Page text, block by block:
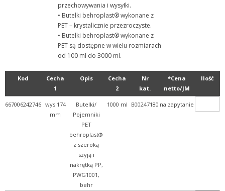
przechowywania i wysyłki.
• Butelki behroplast® wykonane z
PET – krystalicznie przezroczyste.
• Butelki behroplast® wykonane z
PET są dostępne w wielu rozmiarach
od 100 ml do 3000 ml.
Kod
Cecha
1
Opis
Cecha
2
Nr
kat.
*Cena
netto/JM
Ilość
667006242746 wys.174
mm
Butelki/
Pojemniki
PET
behroplast®
z szeroką
szyją i
nakrętką PP,
PWG1001,
behr
1000 ml B00247180 na zapytanie